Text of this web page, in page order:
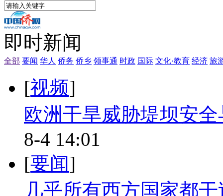
即时新闻
全部 要闻 华人 侨务 侨乡 领事通 时政 国际 文化·教育 经济 旅
[视频]
欧洲干旱威胁堤坝安
8-4 14:01
[要闻]
几乎所有西方国家都